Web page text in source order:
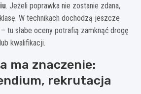
. Jeżeli poprawka nie zostanie zdana,
W technikach dochodzą jeszcze
tu słabe oceny potrafią zamknąć drogę
kwalifikacji.
ma znaczenie:
rekrutacja